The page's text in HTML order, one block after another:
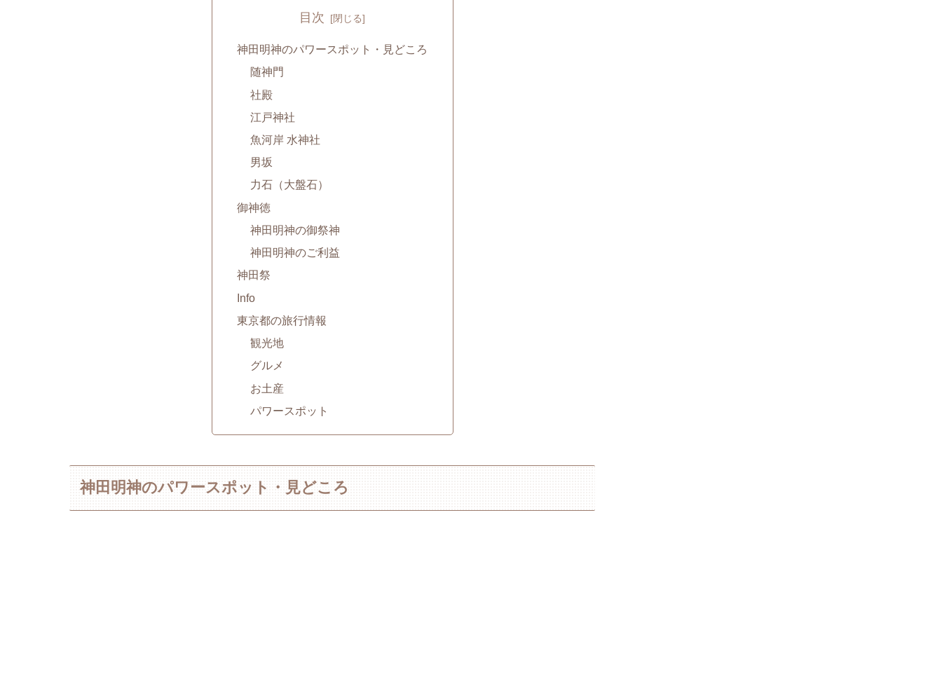
目次
神田明神のパワースポット・見どころ
随神門
社殿
江戸神社
魚河岸 水神社
男坂
力石（大盤石）
御神徳
神田明神の御祭神
神田明神のご利益
神田祭
Info
東京都の旅行情報
観光地
グルメ
お土産
パワースポット
神田明神のパワースポット・見どころ